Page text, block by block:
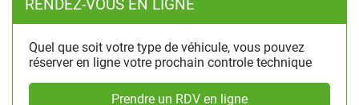
RENDEZ-VOUS EN LIGNE
Quel que soit votre type de véhicule, vous pouvez
réserver en ligne votre prochain controle technique
Prendre un RDV en ligne